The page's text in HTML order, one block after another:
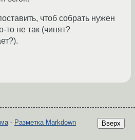
чтоб собрать нужен
то не так (чинят?
Вверх
- Разметка Markdown